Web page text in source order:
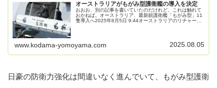
オーストラリアがもがみ型護衛艦の導入を決定
おおお、別の記事を書いていたのだけれど、これは触れて
おかねば。オーストラリア、最新鋭護衛艦「もがみ型」11
隻導入へ2025年8月5日 9:44オーストラリアのリチャー
www.kodama-yomoyama.com 2025.08.05
日豪の防衛力強化は間違いなく進んでいて、もがみ型護衛